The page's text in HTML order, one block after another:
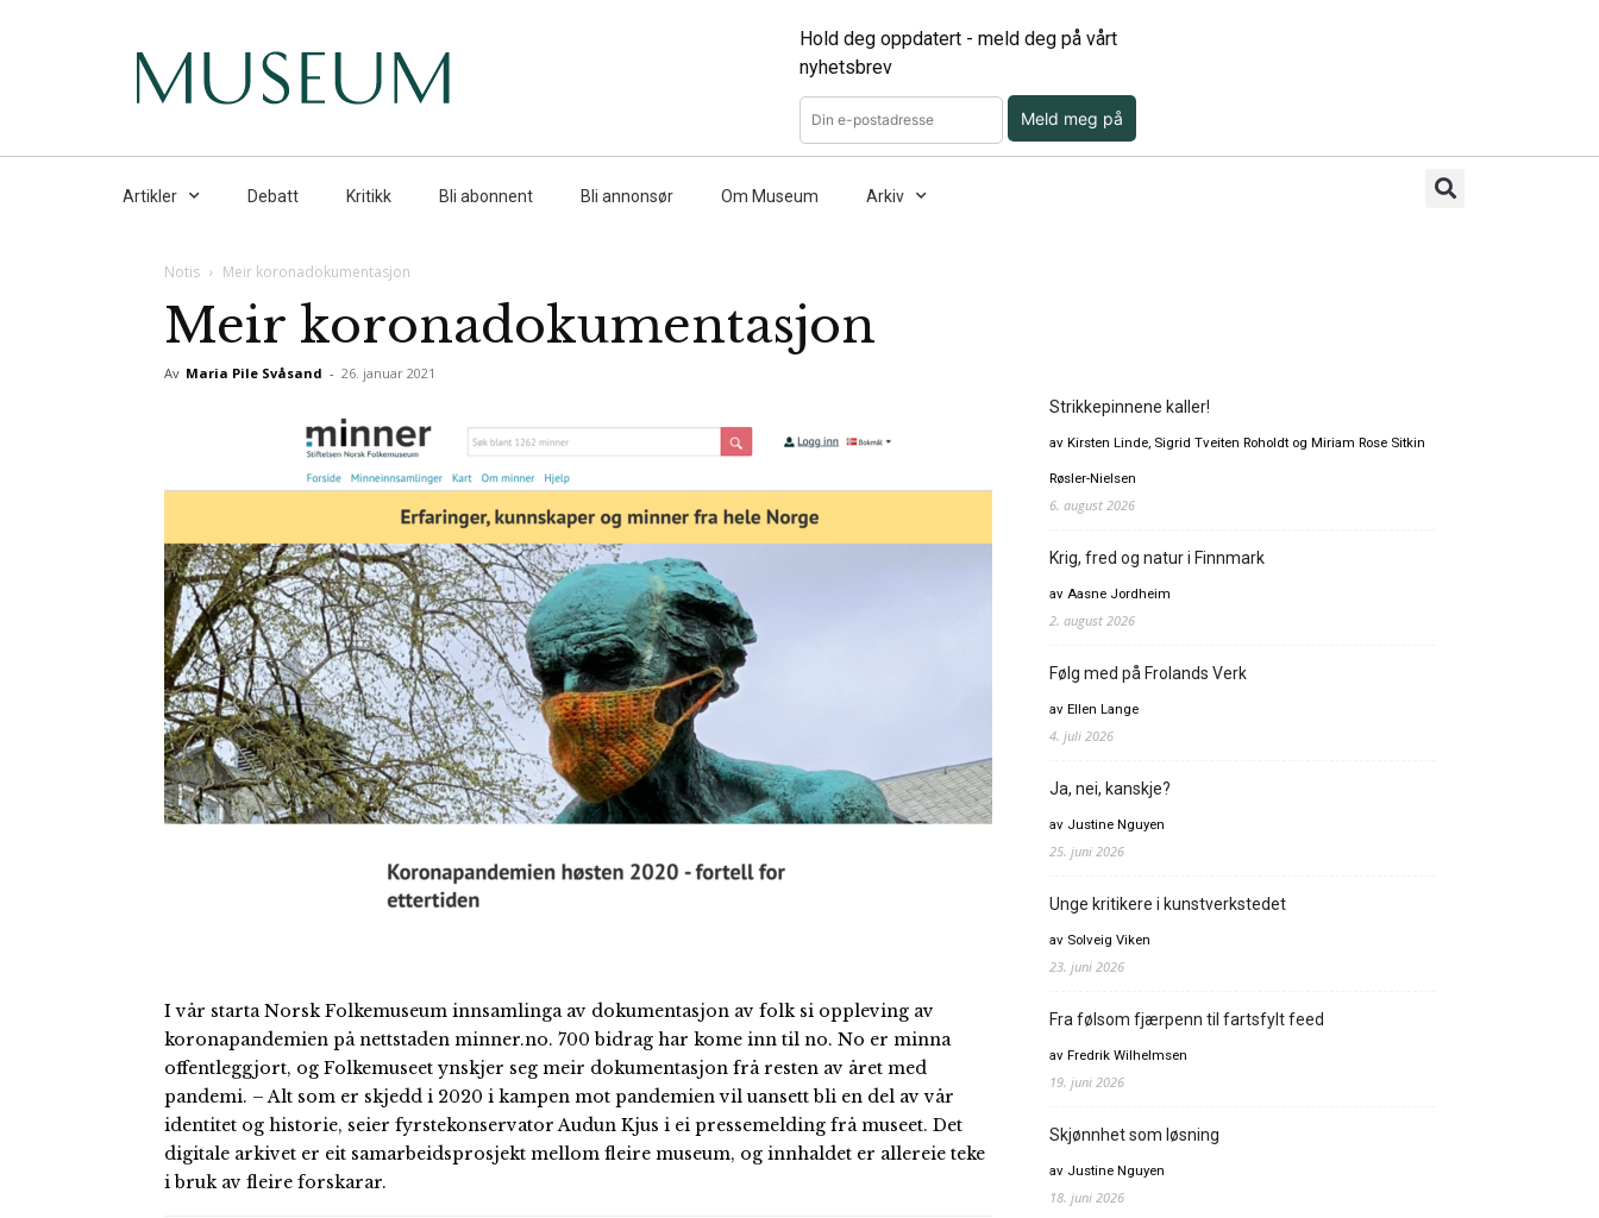
Hold deg oppdatert - meld deg på vårt
nyhetsbrev
Meld meg på
Artikler Debatt Kritikk Bli abonnent Bli annonsør Om Museum Arkiv
Notis Meir koronadokumentasjon
Meir koronadokumentasjon
Av Maria Pile Svåsand - 26. januar 2021
I vår starta Norsk Folkemuseum innsamlinga av dokumentasjon av folk si oppleving av
koronapandemien på nettstaden minner.no. 700 bidrag har kome inn til no. No er minna
offentleggjort, og Folkemuseet ynskjer seg meir dokumentasjon frå resten av året med
pandemi. – Alt som er skjedd i 2020 i kampen mot pandemien vil uansett bli en del av vår
identitet og historie, seier fyrstekonservator Audun Kjus i ei pressemelding frå museet. Det
digitale arkivet er eit samarbeidsprosjekt mellom fleire museum, og innhaldet er allereie teke
i bruk av fleire forskarar.
Strikkepinnene kaller!
av Kirsten Linde, Sigrid Tveiten Roholdt og Miriam Rose Sitkin
Røsler-Nielsen
6. august 2026
Krig, fred og natur i Finnmark
av Aasne Jordheim
2. august 2026
Følg med på Frolands Verk
av Ellen Lange
4. juli 2026
Ja, nei, kanskje?
av Justine Nguyen
25. juni 2026
Unge kritikere i kunstverkstedet
av Solveig Viken
23. juni 2026
Fra følsom fjærpenn til fartsfylt feed
av Fredrik Wilhelmsen
19. juni 2026
Skjønnhet som løsning
av Justine Nguyen
18. juni 2026